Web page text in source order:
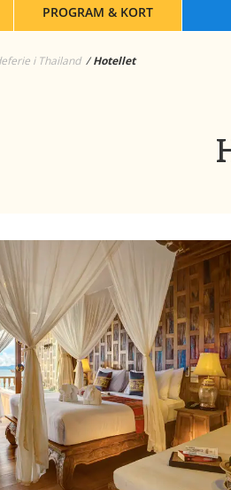
PROGRAM & KORT
i Thailand Hotellet